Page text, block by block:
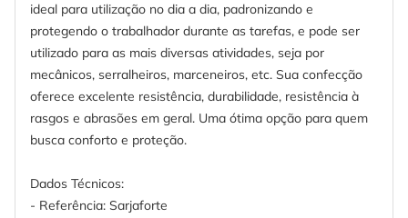
ideal para utilização no dia a dia, padronizando e
protegendo o trabalhador durante as tarefas, e pode ser
utilizado para as mais diversas atividades, seja por
mecânicos, serralheiros, marceneiros, etc. Sua confecção
oferece excelente resistência, durabilidade, resistência à
rasgos e abrasões em geral. Uma ótima opção para quem
busca conforto e proteção.
Dados Técnicos:
- Referência: Sarjaforte